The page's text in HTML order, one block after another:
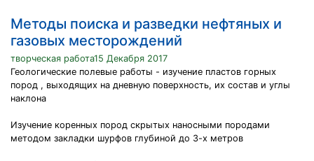
Методы поиска и разведки нефтяных и
газовых месторождений
творческая работа15 Декабря 2017
Геологические полевые работы - изучение пластов горных
пород , выходящих на дневную поверхность, их состав и углы
наклона
Изучение коренных пород скрытых наносными породами
методом закладки шурфов глубиной до 3-х метров